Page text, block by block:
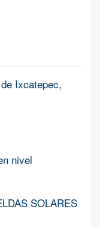
Ixcatepec,
nivel
SOLARES